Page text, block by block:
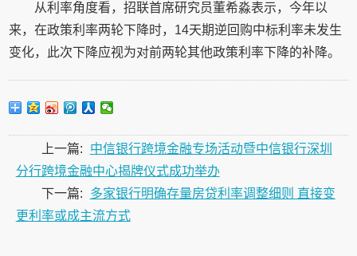
从利率角度看，招联首席研究员董希淼表示，今年以
来，在政策利率两轮下降时，14天期逆回购中标利率未发生
变化，此次下降应视为对前两轮其他政策利率下降的补降。
上一篇:
中信银行跨境金融专场活动暨中信银行深圳
分行跨境金融中心揭牌仪式成功举办
下一篇:
多家银行明确存量房贷利率调整细则 直接变
更利率或成主流方式